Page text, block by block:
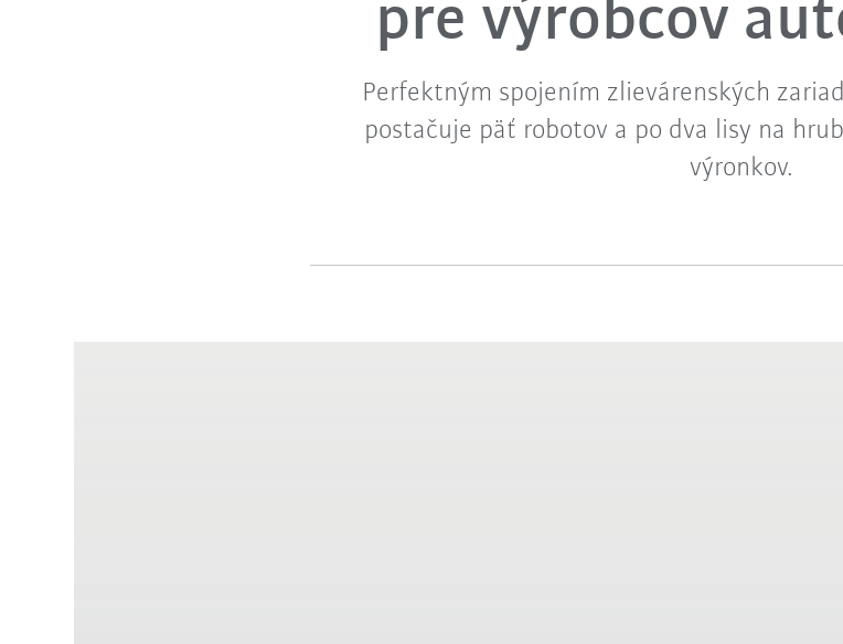
pre výrobcov
Perfektným spojením zlievárenských
postačuje päť robotov a po dva lisy na
výronkov.